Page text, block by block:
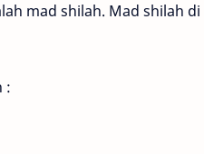
mad shilah. Mad shilah
: